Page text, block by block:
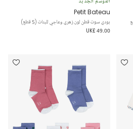
Petit Bateau
بودي سوت قطن لون زهري وعاجي للبنات (5 قطع)
UK£ 49.00